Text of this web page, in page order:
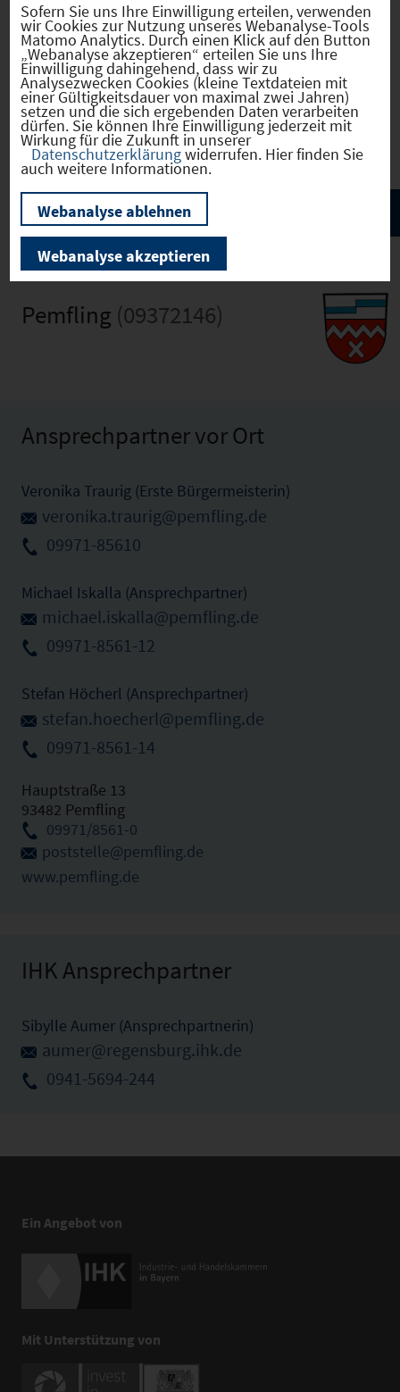
Verkehrsinfrastruktur
Kommunale Infrastruktur
Pemfling (09372146)
Ansprechpartner vor Ort
Veronika Traurig (Erste Bürgermeisterin)
veronika.traurig@pemfling.de
09971-85610
Michael Iskalla (Ansprechpartner)
michael.iskalla@pemfling.de
09971-8561-12
Stefan Höcherl (Ansprechpartner)
stefan.hoecherl@pemfling.de
09971-8561-14
Hauptstraße 13
93482 Pemfling
09971/8561-0
poststelle@pemfling.de
www.pemfling.de
IHK Ansprechpartner
Sibylle Aumer (Ansprechpartnerin)
aumer@regensburg.ihk.de
0941-5694-244
Ein Angebot von
Mit Unterstützung von
Sofern Sie uns Ihre Einwilligung erteilen, verwenden
wir Cookies zur Nutzung unseres Webanalyse-Tools
Matomo Analytics. Durch einen Klick auf den Button
„Webanalyse akzeptieren“ erteilen Sie uns Ihre
Einwilligung dahingehend, dass wir zu
Analysezwecken Cookies (kleine Textdateien mit
einer Gültigkeitsdauer von maximal zwei Jahren)
setzen und die sich ergebenden Daten verarbeiten
dürfen. Sie können Ihre Einwilligung jederzeit mit
Wirkung für die Zukunft in unserer
Datenschutzerklärungwiderrufen. Hier finden Sie
auch weitere Informationen.
Webanalyse ablehnen
Webanalyse akzeptieren